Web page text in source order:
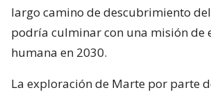
largo camino de descubrimiento
podría culminar con una misión de
humana en 2030.
La exploración de Marte por parte